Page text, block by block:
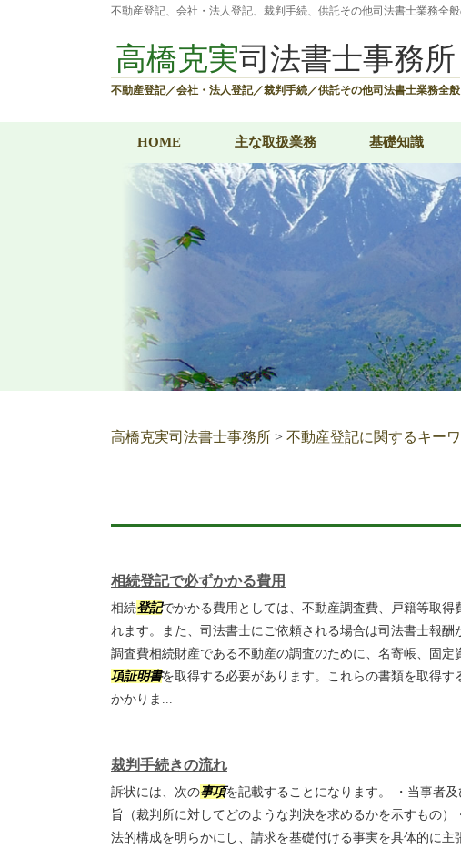
不動産登記、会社・法人登記、裁判手続、供託その他司法書士業務全
高橋克実司法書士事務所
不動産登記／会社・法人登記／裁判手続／供託その他司法書士業務全般
HOME 主な取扱業務 基礎知識
高橋克実司法書士事務所 > 不動産登記に関するキー
相続登記で必ずかかる費用
相続登記でかかる費用としては、不動産調査費、戸籍等取得
れます。また、司法書士にご依頼される場合は司法書士報酬
調査費相続財産である不動産の調査のために、名寄帳、固定
項証明書を取得する必要があります。これらの書類を取得す
かかりま...
裁判手続きの流れ
訴状には、次の事項を記載することになります。 ・当事者
旨（裁判所に対してどのような判決を求めるかを示すもの）
法的構成を明らかにし、請求を基礎付ける事実を具体的に主